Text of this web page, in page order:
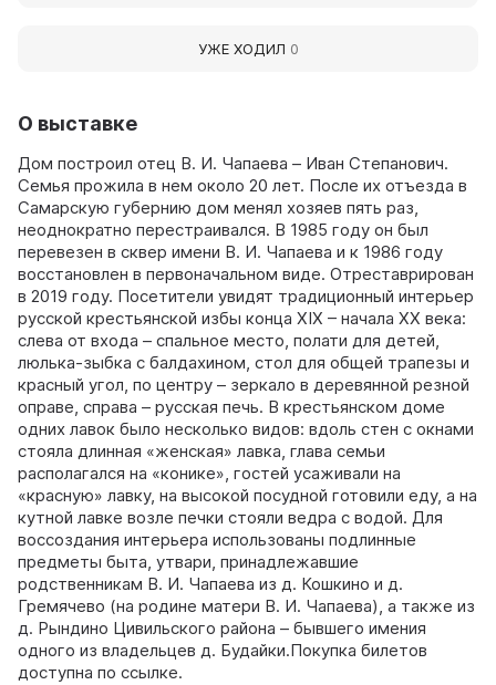
О выставке
Дом построил отец В. И. Чапаева – Иван Степанович.
Семья прожила в нем около 20 лет. После их отъезда в
Самарскую губернию дом менял хозяев пять раз,
неоднократно перестраивался. В 1985 году он был
перевезен в сквер имени В. И. Чапаева и к 1986 году
восстановлен в первоначальном виде. Отреставрирован
в 2019 году. Посетители увидят традиционный интерьер
русской крестьянской избы конца XIX – начала XX века:
слева от входа – спальное место, полати для детей,
люлька-зыбка с балдахином, стол для общей трапезы и
красный угол, по центру – зеркало в деревянной резной
оправе, справа – русская печь. В крестьянском доме
одних лавок было несколько видов: вдоль стен с окнами
стояла длинная «женская» лавка, глава семьи
располагался на «конике», гостей усаживали на
«красную» лавку, на высокой посудной готовили еду, а на
кутной лавке возле печки стояли ведра с водой. Для
воссоздания интерьера использованы подлинные
предметы быта, утвари, принадлежавшие
родственникам В. И. Чапаева из д. Кошкино и д.
Гремячево (на родине матери В. И. Чапаева), а также из
д. Рындино Цивильского района – бывшего имения
одного из владельцев д. Будайки.Покупка билетов
доступна по ссылке.
УЖЕ ХОДИЛ 0